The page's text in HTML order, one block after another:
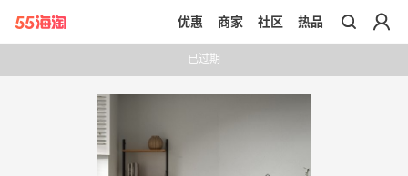
带你去官网买正品
优惠 商家 社区 热品
已过期